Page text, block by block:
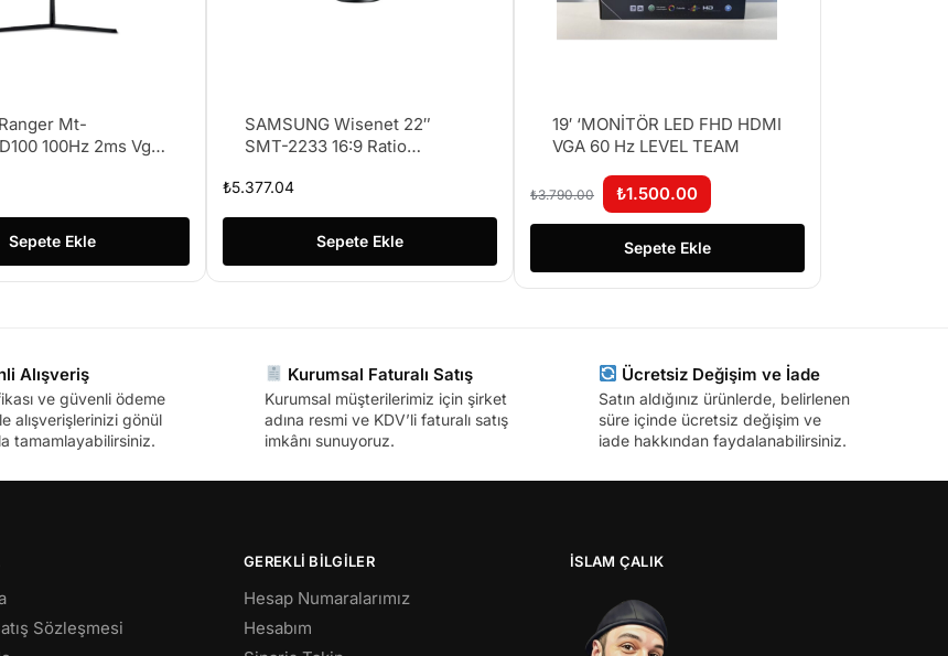
Mt-
100Hz 2ms Vga
Monitör
Sepete Ekle
SAMSUNG Wisenet 22″
SMT-2233 16:9 Ratio
PRO GÜVENLİK MONİTÖRÜ
₺5.377.04
Sepete Ekle
19′ ‘MONİTÖR LED FHD HDMI
VGA 60 Hz LEVEL TEAM
₺3.790.00 ₺1.500.00
Sepete Ekle
Alışveriş
ve güvenli ödeme
alışverişlerinizi gönül
tamamlayabilirsiniz.
Kurumsal Faturalı Satış
Kurumsal müşterilerimiz için şirket
adına resmi ve KDV’li faturalı satış
imkânı sunuyoruz.
Ücretsiz Değişim ve İade
Satın aldığınız ürünlerde, belirlenen
süre içinde ücretsiz değişim ve
iade hakkından faydalanabilirsiniz.
Sözleşmesi
GEREKLİ BİLGİLER
Hesap Numaralarımız
Hesabım
İSLAM ÇALIK